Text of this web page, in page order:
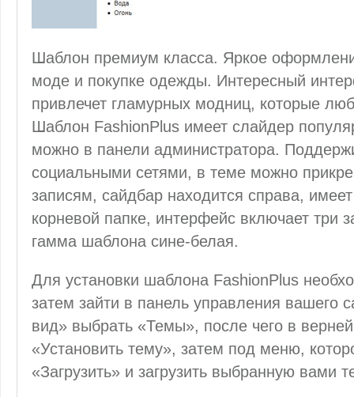
Шаблон премиум класса. Яркое
моде и покупке одежды. Интересный
привлечет гламурных модниц, которые
Шаблон FashionPlus имеет слайдер
можно в панели администратора.
социальными сетями, в теме можно
записям, сайдбар находится справа,
корневой папке, интерфейс включает три
гамма шаблона сине-белая.
Для установки шаблона FashionPlus
затем зайти в панель управления вашего
вид» выбрать «Темы», после чего в
«Установить тему», затем под меню,
«Загрузить» и загрузить выбранную вами